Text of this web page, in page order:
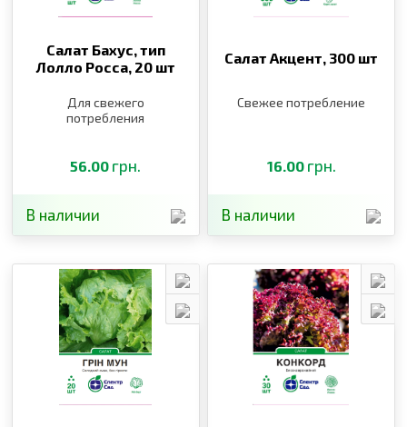
Салат Бахус, тип
Лолло Росса, 20 шт
Для свежего
потребления
56.00 грн.
В наличии
Салат Акцент, 300 шт
Свежее потребление
16.00 грн.
В наличии